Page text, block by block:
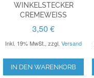
WINKELSTECKER
CREMEWEISS
3,50 €
Inkl. 19% MwSt. ,zzgl.Versand
IN DEN WARENKORB